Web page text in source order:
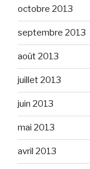
octobre 2013
septembre 2013
août 2013
juillet 2013
juin 2013
mai 2013
avril 2013